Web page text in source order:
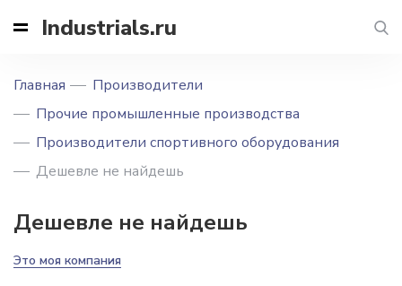
Industrials.ru
Главная
Производители
Прочие промышленные производства
Производители спортивного оборудования
Дешевле не найдешь
Дешевле не найдешь
Это моя компания